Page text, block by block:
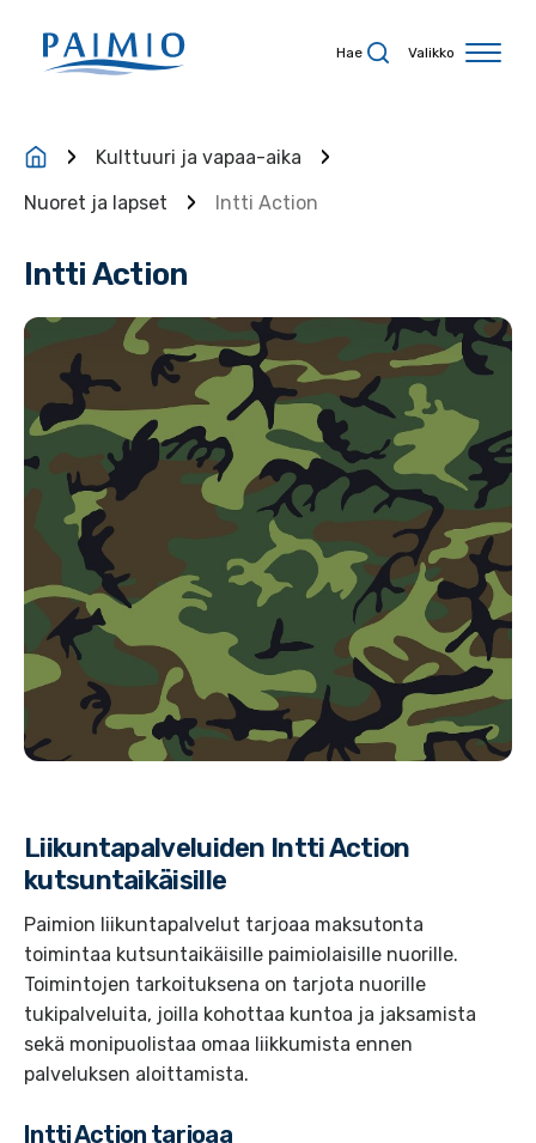
Hae Valikko
Kulttuuri ja vapaa-aika
Nuoret ja lapset
Intti Action
Intti Action
Liikuntapalveluiden Intti Action
kutsuntaikäisille
Paimion liikuntapalvelut tarjoaa maksutonta
toimintaa kutsuntaikäisille paimiolaisille nuorille.
Toimintojen tarkoituksena on tarjota nuorille
tukipalveluita, joilla kohottaa kuntoa ja jaksamista
sekä monipuolistaa omaa liikkumista ennen
palveluksen aloittamista.
Intti Action tarjoaa